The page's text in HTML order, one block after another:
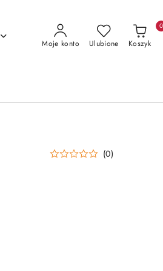
Moje konto Ulubione Koszyk
0
(0)